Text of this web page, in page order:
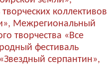
коллективов
Межрегиональный
творчества «Все
фестиваль
серпантин»,